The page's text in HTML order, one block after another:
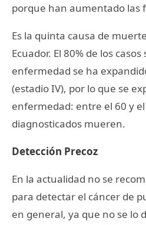
porque han aumentado las
Es la quinta causa de
Ecuador. El 80% de los
enfermedad se ha
(estadio IV), por lo que se
enfermedad: entre el 60 y
diagnosticados mueren.
Detección Precoz
En la actualidad no se
para detectar el cáncer de
en general, ya que no se lo